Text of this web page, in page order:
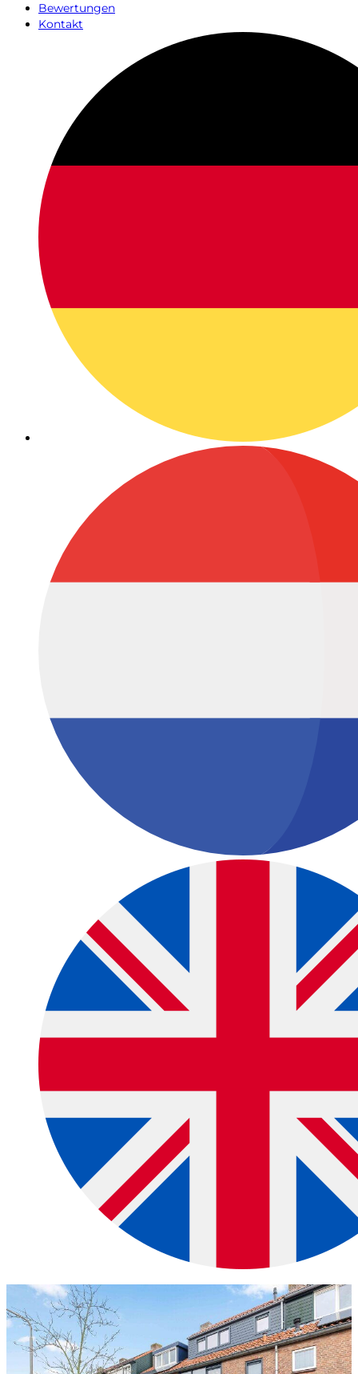
Bewertungen
Kontakt